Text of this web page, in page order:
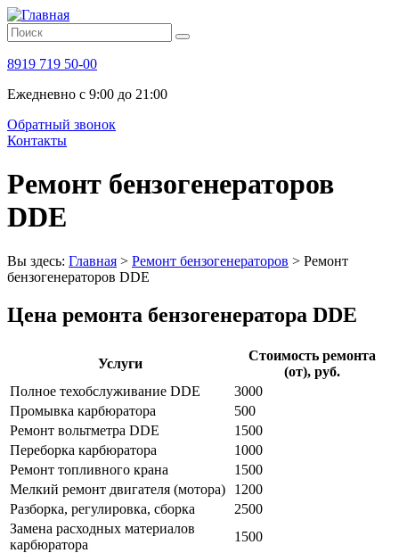
8919 719 50-00
Ежедневно с 9:00 до 21:00
Обратный звонок
Контакты
Ремонт бензогенераторов
DDE
Вы здесь: Главная > Ремонт бензогенераторов > Ремонт
бензогенераторов DDE
Цена ремонта бензогенератора DDE
Услуги
Стоимость ремонта
(от), руб.
Полное техобслуживание DDE
3000
Промывка карбюратора
500
Ремонт вольтметра DDE
1500
Переборка карбюратора
1000
Ремонт топливного крана
1500
Мелкий ремонт двигателя (мотора)
1200
Разборка, регулировка, сборка
2500
Замена расходных материалов
карбюратора
1500